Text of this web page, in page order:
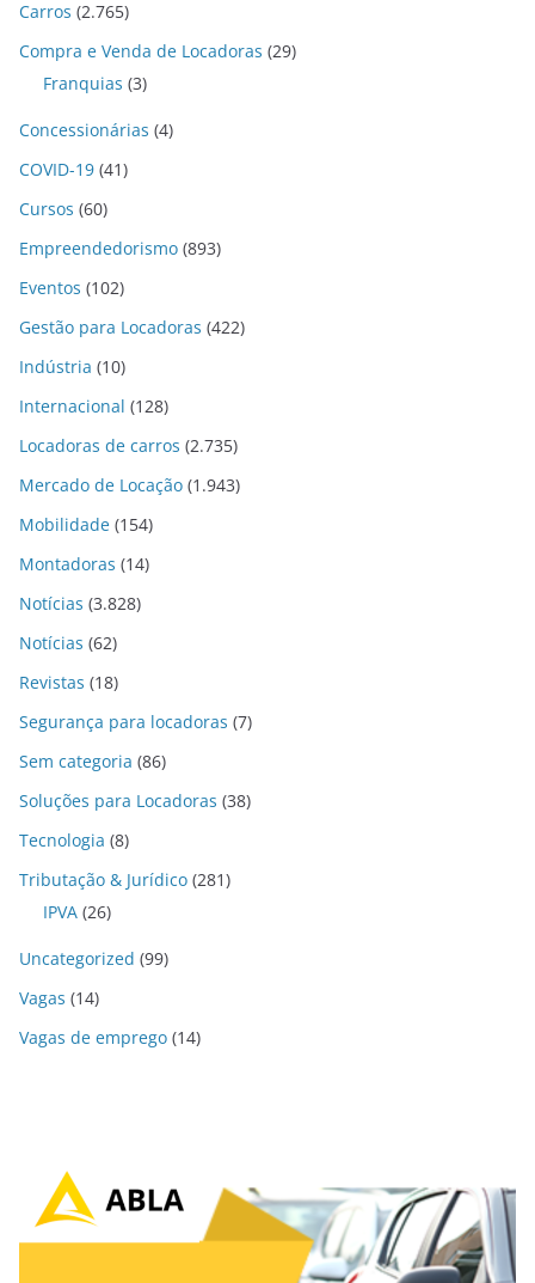
Carros (2.765)
Compra e Venda de Locadoras (29)
Franquias (3)
Concessionárias (4)
COVID-19 (41)
Cursos (60)
Empreendedorismo (893)
Eventos (102)
Gestão para Locadoras (422)
Indústria (10)
Internacional (128)
Locadoras de carros (2.735)
Mercado de Locação (1.943)
Mobilidade (154)
Montadoras (14)
Notícias (3.828)
Notícias (62)
Revistas (18)
Segurança para locadoras (7)
Sem categoria (86)
Soluções para Locadoras (38)
Tecnologia (8)
Tributação & Jurídico (281)
IPVA (26)
Uncategorized (99)
Vagas (14)
Vagas de emprego (14)